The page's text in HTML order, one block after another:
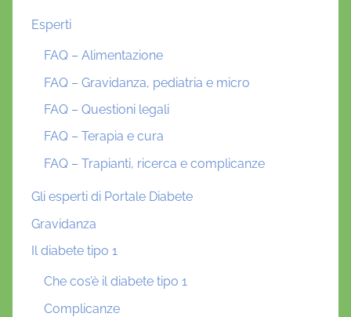
Esperti
FAQ – Alimentazione
FAQ – Gravidanza, pediatria e micro
FAQ – Questioni legali
FAQ – Terapia e cura
FAQ – Trapianti, ricerca e complicanze
Gli esperti di Portale Diabete
Gravidanza
Il diabete tipo 1
Che cos’è il diabete tipo 1
Complicanze